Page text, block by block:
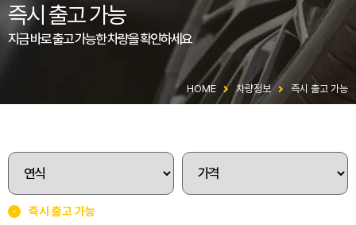
즉시 출고 가능
지금 바로 출고 가능한 차량을 확인하세요
HOME 차량정보 즉시 출고 가능
즉시 출고 가능